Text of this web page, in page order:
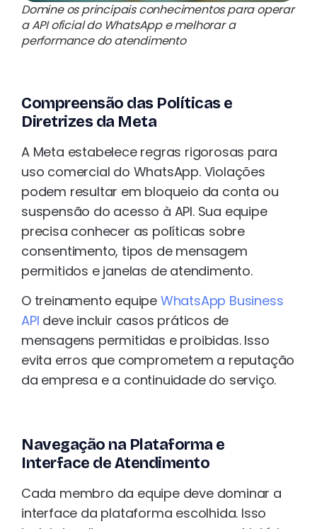
Domine os principais conhecimentos para operar
a API oficial do WhatsApp e melhorar a
performance do atendimento
Compreensão das Políticas e
Diretrizes da Meta
A Meta estabelece regras rigorosas para
uso comercial do WhatsApp. Violações
podem resultar em bloqueio da conta ou
suspensão do acesso à API. Sua equipe
precisa conhecer as políticas sobre
consentimento, tipos de mensagem
permitidos e janelas de atendimento.
O treinamento equipe WhatsApp Business
API deve incluir casos práticos de
mensagens permitidas e proibidas. Isso
evita erros que comprometem a reputação
da empresa e a continuidade do serviço.
Navegação na Plataforma e
Interface de Atendimento
Cada membro da equipe deve dominar a
interface da plataforma escolhida. Isso